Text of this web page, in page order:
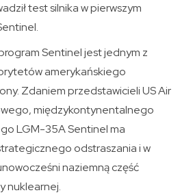
test silnika w pierwszym
Sentinel jest jednym z
amerykańskiego
Zdaniem przedstawicieli US Air
międzykontynentalnego
LGM-35A Sentinel ma
odstraszania i w
naziemną część
nuklearnej.